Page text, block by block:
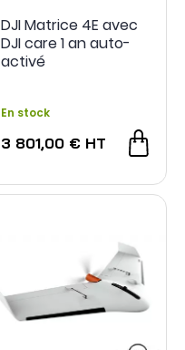
DJI Matrice 4E avec
DJI care 1 an auto-
activé
En stock
3 801,00 € HT